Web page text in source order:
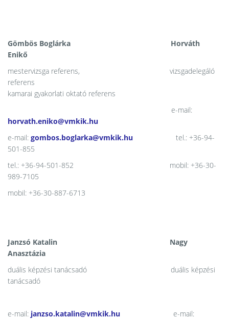
Gömbös Boglárka Horváth
Enikő
mestervizsga referens, vizsgadelegáló
referens
kamarai gyakorlati oktató referens
e-mail:
horvath.eniko@vmkik.hu
e-mail: gombos.boglarka@vmkik.hu tel.: +36-94-
501-855
tel.: +36-94-501-852 mobil: +36-30-
989-7105
mobil: +36-30-887-6713
Janzsó Katalin Nagy
Anasztázia
duális képzési tanácsadó duális képzési
tanácsadó
e-mail: janzso.katalin@vmkik.hu e-mail: